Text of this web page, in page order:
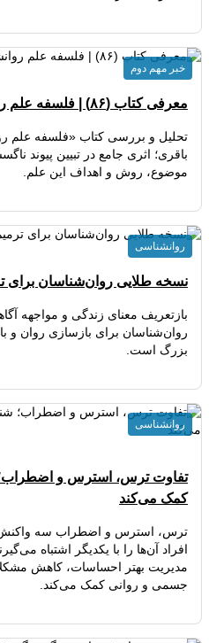
معرفی کتاب (۸۶) | فلسفه علم روانشناسی
تحلیل و بررسی کتاب «فلسفه علم
باقری؛ اثری جامع در تبیین پیوند
موضوع، روش و اهداف این علم.
خبر مهم دوم
نسخه طلایی روان‌شناسان برای
بازتعریف معنای زندگی و مواجهه
روان‌شناسان برای بازسازی روان
بزرگ است.
روانشناسی
تفاوت ترس، استرس و
کمک می‌کند
ترس، استرس و اضطراب سه واکنش
افراد آن‌ها را با یکدیگر اشتباه
مدیریت بهتر احساسات، کاهش
جسمی و روانی کمک می‌کند.
روانشناسی